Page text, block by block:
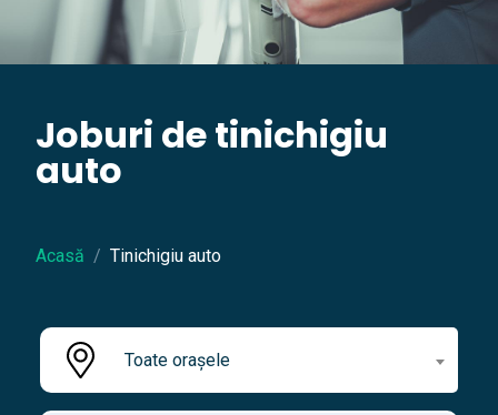
Joburi de tinichigiu
auto
Acasă Tinichigiu auto
Toate orașele